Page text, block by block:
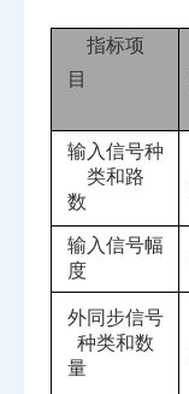
指标项
目
输入信号种
类和路
数
输入信号幅
度
外同步信号
种类和数
量